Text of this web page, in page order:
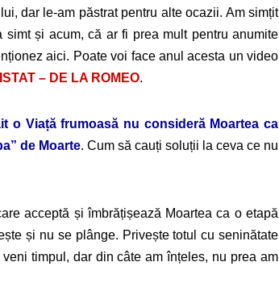
dar le-am păstrat pentru alte ocazii. Am simțit
și acum, că ar fi prea mult pentru anumite
aici. Poate voi face anul acesta un video
– DE LA ROMEO.
o Viață frumoasă nu consideră Moartea ca
de Moarte. Cum să cauți soluții la ceva ce nu
acceptă și îmbrățișează Moartea ca o etapă
și nu se plânge. Privește totul cu seninătate
timpul, dar din câte am înțeles, nu prea am